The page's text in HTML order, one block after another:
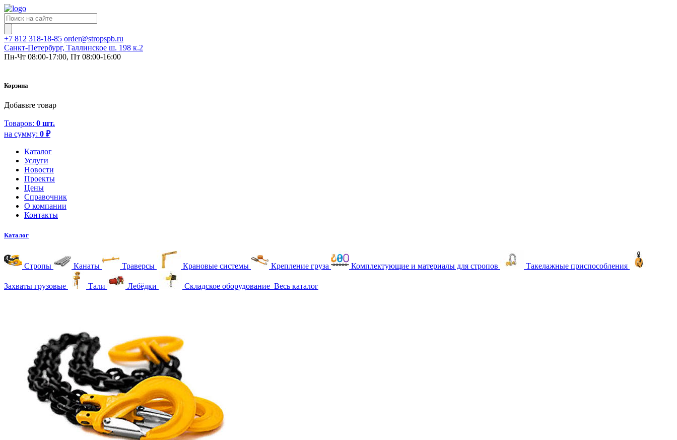
+7 812 318-18-85 order@stropspb.ru
Санкт-Петербург, Таллинское ш. 198 к.2
Пн-Чт 08:00-17:00, Пт 08:00-16:00
Корзина
Добавьте товар
Товаров: 0 шт.
на сумму: 0 ₽
Каталог
Услуги
Новости
Проекты
Цены
Справочник
О компании
Контакты
Каталог
Стропы Канаты Траверсы Крановые системы Крепление груза Комплектующие и материалы для стропов Такелажные приспособления
Захваты грузовые Тали Лебёдки Складское оборудование Весь каталог